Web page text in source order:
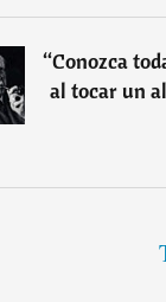
“Conozca
al tocar un